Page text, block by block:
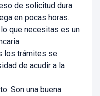
de solicitud dura
en pocas horas.
que necesitas es un
los trámites se
de acudir a la
Son una buena